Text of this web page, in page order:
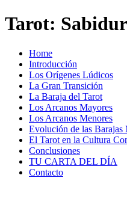
Tarot:
Home
Introducción
Los Orígenes Lúdicos
La Gran Transición
La Baraja del Tarot
Los Arcanos Mayores
Los Arcanos Menores
Evolución de las Barajas
El Tarot en la Cultura
Conclusiones
TU CARTA DEL DÍA
Contacto